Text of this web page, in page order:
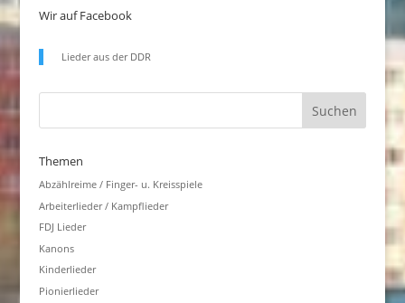
Wir auf Facebook
Lieder aus der DDR
Themen
Abzählreime / Finger- u. Kreisspiele
Arbeiterlieder / Kampflieder
FDJ Lieder
Kanons
Kinderlieder
Pionierlieder